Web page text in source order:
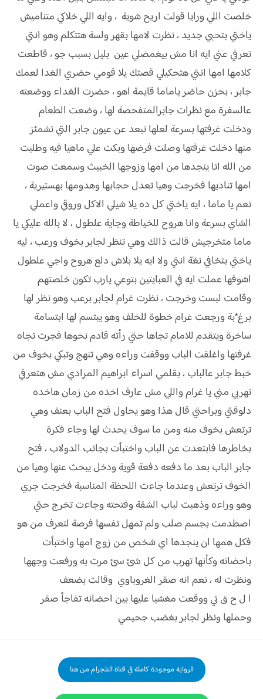
خلصت اللي ورايا قولت اريح شوية ، وايه اللي خلاكي متناميش
ياختي بتحبي جديد ، نظرت لامها بقهر ولسة هتتكلم وهو انتي
تعرفي عني ايه انا مش بيغمضلي عين بليل بسبب جو ، قاطعت
كلامها امها انتي هتحكيلي قصتك يلا قومي حضري الغدا لعمك
جابر ، بحزن حاضر ياماما قايمة اهو ، حضرت الغداء ووضعته
عالسفرة مع نظرات جابرالمتفحصة لها ، وضعت الطعام
ودخلت غرفتها بسرعة لعلها تبعد عن عيون جابر التي تشمئز
منها دخلت غرفتها وصلت فرضها وبكت علي ماهيا فيه وطلبت
من الله انا ينجدها من امها وزوجها الخبيث وسمعت صوت
امها تناديها فخرجت وهيا تعدل حجابها وهدومها بهستيرية ،
نعم يا ماما ، ايه ياختي كل ده يلا شيلي الاكل وروقي واعملي
الشاي بسرعة وانا هروح للخياطة وجاية علطول ، لا بالله عليكي يا
ماما متخرجيش قالت ذالك وهي تنظر لجابر بخوف ورعب ، ليه
ياختي بتخافي نغة انتي ولا ايه يلا بلاش دلع هروح واجي علطول
اشوفها عملت ايه في العبايتين بتوعي يارب تكون خلصتهم
وقامت لبست وخرجت ، نظرت غرام لجابر برعب وهو نظر لها
برغ*بة ورجعت غرام خطوة للخلف وهو يبتسم لها ابتسامة
ساخرة ويتقدم للامام تجاها حتي رأته قادم نحوها فجرت تجاه
غرفتها واغلقت الباب ووقفت وراءه وهي تنهج وتبكي بخوف من
خبط جابر عالباب ، بقلمي اسراء ابراهيم المرادي مش هتعرفي
تهربي مني يا غرام واللي مش عارف اخده من زمان هاخده
دلوقتي وبراحتي قال هذا وهو يحاول فتح الباب بعنف وهي
ترتعش بخوف منه ومن ما سوف يحدث لها وجاء فكرة
بخاطرها فابتعدت عن الباب واختبأت بجانب الدولاب ، فتح
جابر الباب بعد ما دفعه دفعة قوية ودخل يبحث عنها وهيا من
الخوف ترتعش وعندما جاءت اللحظة المناسبة فخرجت جري
وهو وراءه وذهبت لباب الشقة وفتحته وجاءت تخرج حتي
اصطدمت بجسم صلب ولم تمهل نفسها فرصة لتعرف من هو
فكل همها ان ينجدها اي شخص من زوج امها واختبأت
باحضانه وكأنها تهرب من كل شئ سئ مرت به ورفعت وجهها
ونظرت له ، نعم انه صقر الغروباوي وقالت بضعف
ا ل ح ق ني ووقعت مغشيا عليها بين احضانه تفاجأ صقر
وحملها ونظر لجابر بغضب جحيمي
الرواية موجودة كاملة في قناة التلجرام من هنا